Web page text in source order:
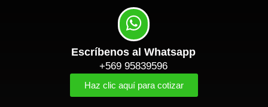
Escríbenos al Whatsapp
+569 95839596
Haz clic aquí para cotizar